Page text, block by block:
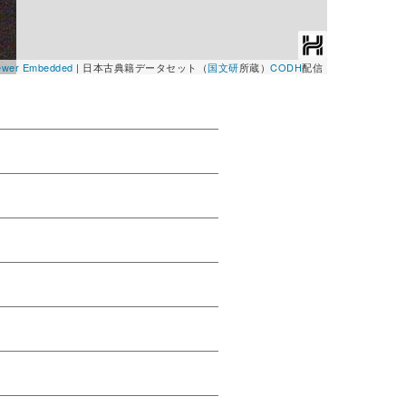
Embedded | 日本古典籍データセット（国文研所蔵） CODH配信